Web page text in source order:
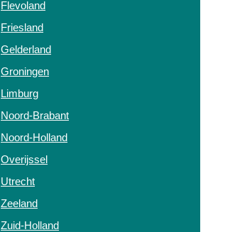
Flevoland
Friesland
Gelderland
Groningen
Limburg
Noord-Brabant
Noord-Holland
Overijssel
Utrecht
Zeeland
Zuid-Holland